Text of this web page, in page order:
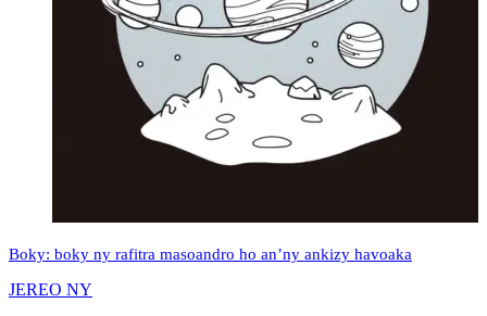
Boky: boky ny rafitra masoandro ho an’ny ankizy havoaka
JEREO NY